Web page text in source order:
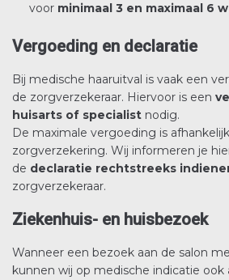
voor minimaal 3 en maximaal 6
Vergoeding en declaratie
Bij medische haaruitval is vaak een
de zorgverzekeraar. Hiervoor is een
huisarts of specialist nodig.
De maximale vergoeding is
zorgverzekering. Wij informeren je
de declaratie rechtstreeks
zorgverzekeraar.
Ziekenhuis- en huisbezoek
Wanneer een bezoek aan de salon
kunnen wij op medische indicatie ook